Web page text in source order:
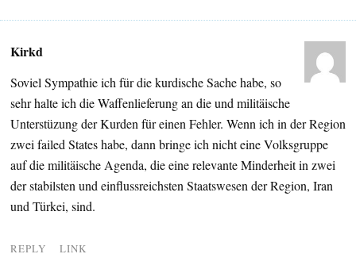
Kirkd
Soviel Sympathie ich für die kurdische Sache habe, so
sehr halte ich die Waffenlieferung an die und militäische
Unterstüzung der Kurden für einen Fehler. Wenn ich in der Region
zwei failed States habe, dann bringe ich nicht eine Volksgruppe
auf die militäische Agenda, die eine relevante Minderheit in zwei
der stabilsten und einflussreichsten Staatswesen der Region, Iran
und Türkei, sind.
REPLY LINK